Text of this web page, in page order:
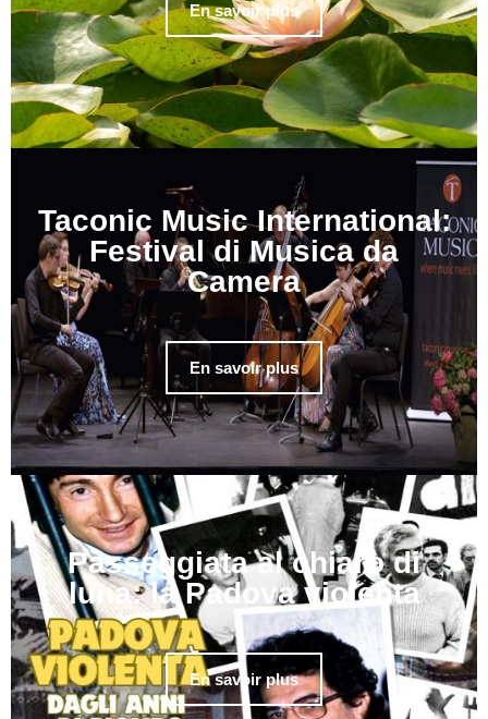
En savoir plus
Taconic Music International:
Festival di Musica da
Camera
En savoir plus
Passeggiata al chiaro di
luna: la Padova violenta
En savoir plus